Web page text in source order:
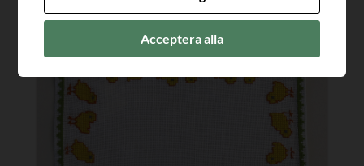
Acceptera alla